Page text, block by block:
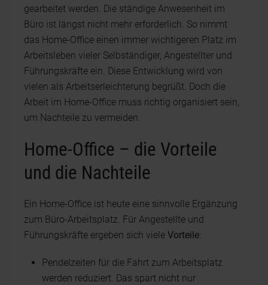
gearbeitet werden. Die ständige Anwesenheit im
Büro ist längst nicht mehr erforderlich. So nimmt
das Home-Office einen immer wichtigeren Platz im
Arbeitsleben vieler Selbständiger, Angestellter und
Führungskräfte ein. Diese Entwicklung wird von
vielen als Arbeitserleichterung begrüßt. Doch die
Arbeit im Home-Office muss richtig organisiert sein,
um Nachteile zu vermeiden.
Home-Office – die Vorteile
und die Nachteile
Ein Home-Office ist heute eine sinnvolle Ergänzung
zum Büro-Arbeitsplatz. Für Angestellte und
Führungskräfte ergeben sich viele Vorteile:
Pendelzeiten für die Fahrt zum Arbeitsplatz
werden reduziert. Das spart nicht nur